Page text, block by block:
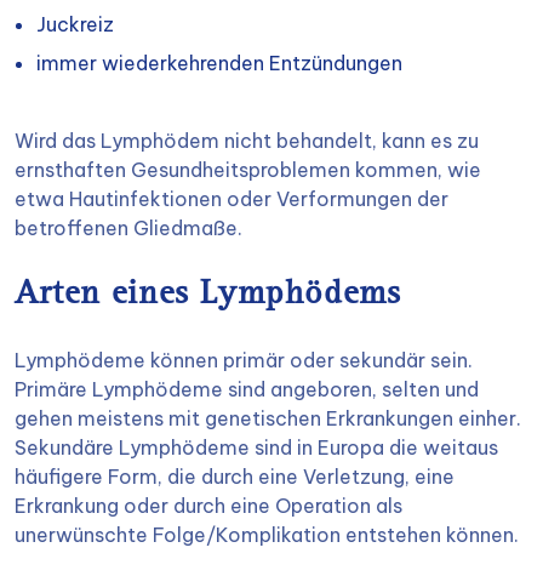
Juckreiz
immer wiederkehrenden Entzündungen
Wird das Lymphödem nicht behandelt, kann es zu
ernsthaften Gesundheitsproblemen kommen, wie
etwa Hautinfektionen oder Verformungen der
betroffenen Gliedmaße.
Arten eines Lymphödems
Lymphödeme können primär oder sekundär sein.
Primäre Lymphödeme sind angeboren, selten und
gehen meistens mit genetischen Erkrankungen einher.
Sekundäre Lymphödeme sind in Europa die weitaus
häufigere Form, die durch eine Verletzung, eine
Erkrankung oder durch eine Operation als
unerwünschte Folge/Komplikation entstehen können.